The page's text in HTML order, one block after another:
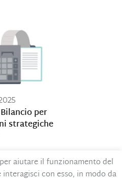
per
strategiche
aiutare il funzionamento del
con esso, in modo da